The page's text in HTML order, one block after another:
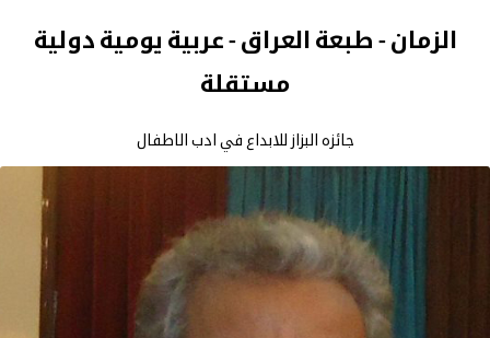
الزمان - طبعة العراق - عربية يومية دولية
مستقلة
جائزه البزاز للابداع في ادب الاطفال